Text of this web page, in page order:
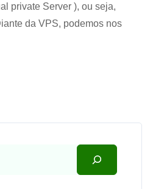
private Server ), ou seja,
da VPS, podemos nos